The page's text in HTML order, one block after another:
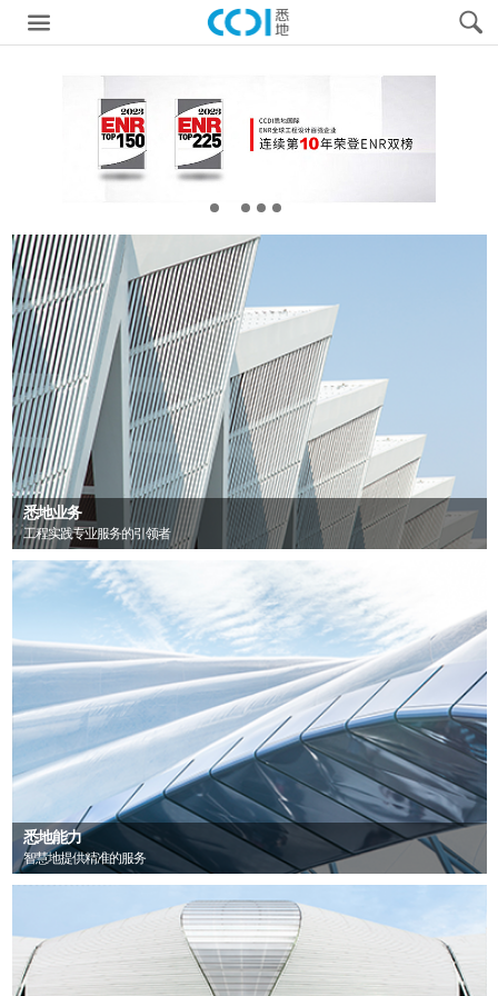
悉地业务
工程实践专业服务的引领者
悉地能力
智慧地提供精准的服务